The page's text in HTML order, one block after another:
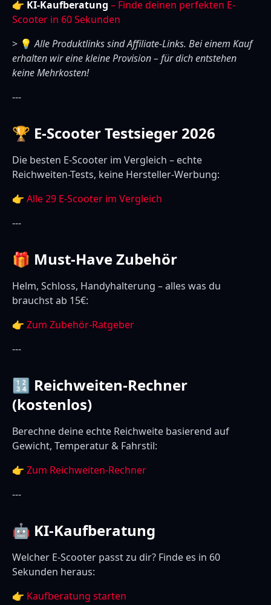
👉 KI-Kaufberatung – Finde deinen perfekten E-
Scooter in 60 Sekunden
> 💡Alle Produktlinks sind Affiliate-Links. Bei einem Kauf
erhalten wir eine kleine Provision – für dich entstehen
keine Mehrkosten!
---
🏆 E-Scooter Testsieger 2026
Die besten E-Scooter im Vergleich – echte
Reichweiten-Tests, keine Hersteller-Werbung:
👉 Alle 29 E-Scooter im Vergleich
---
🎁 Must-Have Zubehör
Helm, Schloss, Handyhalterung – alles was du
brauchst ab 15€:
👉 Zum Zubehör-Ratgeber
---
🔢 Reichweiten-Rechner
(kostenlos)
Berechne deine echte Reichweite basierend auf
Gewicht, Temperatur & Fahrstil:
👉 Zum Reichweiten-Rechner
---
🤖 KI-Kaufberatung
Welcher E-Scooter passt zu dir? Finde es in 60
Sekunden heraus:
👉 Kaufberatung starten